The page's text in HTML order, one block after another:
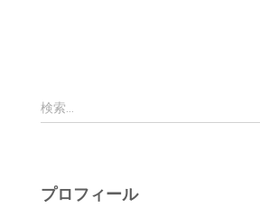
検
索
検索…
プロフィール